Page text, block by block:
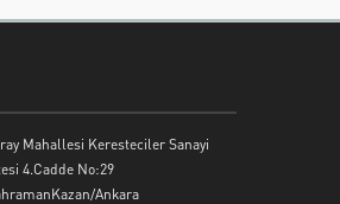
Mahallesi Keresteciler Sanayi
4.Cadde No:29
Ankara